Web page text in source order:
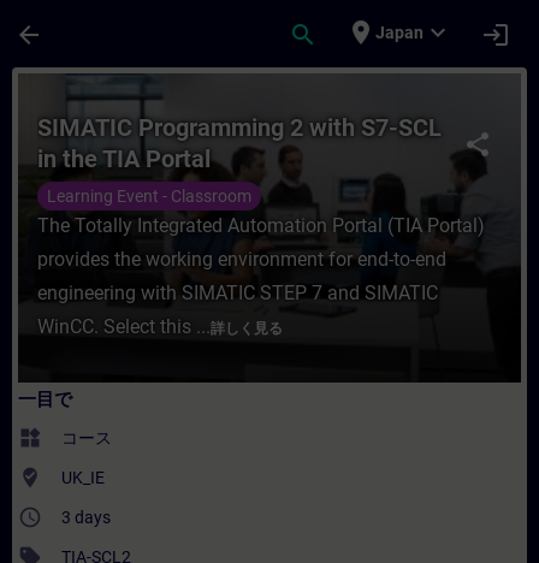
arrow_back search place Japan expand_more login
コース - SIMATIC Programming 2 with
share
SIMATIC Programming 2 with S7-SCL
in the TIA Portal
Learning Event - Classroom
The Totally Integrated Automation Portal (TIA Portal)
provides the working environment for end-to-end
engineering with SIMATIC STEP 7 and SIMATIC
WinCC. Select this ...詳しく見る
一目で
widgets コース
where_to_vote UK_IE
access_time 3 days
sell TIA-SCL2